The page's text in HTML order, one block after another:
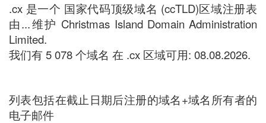
.cx 是一个 国家代码顶级域名 (ccTLD)区域注册表
由...维护 Christmas Island Domain Administration
Limited.
我们有 5 078 个域名 在 .cx 区域可用: 08.08.2026.
列表包括在截止日期后注册的域名+域名所有者的
电子邮件